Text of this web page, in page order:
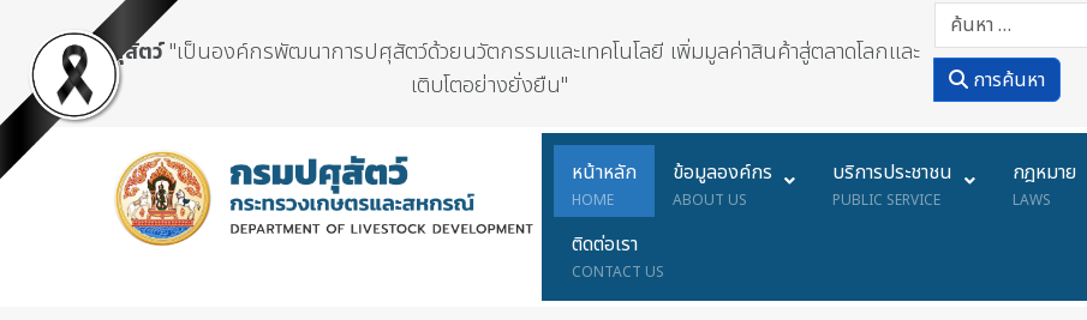
กรมปศุสัตว์"เป็นองค์กรพัฒนาการปศุสัตว์ด้วยนวัตกรรมและเทคโนโลยี เพิ่มมูลค่าสินค้าสู่ตลาดโลกและ
เติบโตอย่างยั่งยืน"
การค้นหา
หน้าหลัก
HOME
ข้อมูลองค์กร
ABOUT US
บริการประชาชน
PUBLIC SERVICE
กฎหมาย
LAWS
ติดต่อเรา
CONTACT US